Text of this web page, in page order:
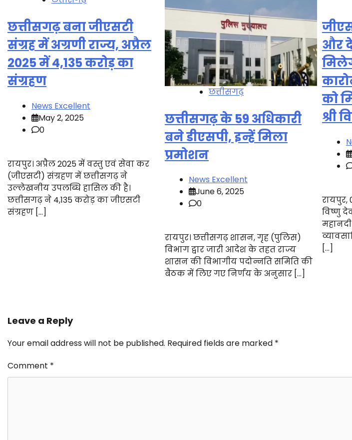
छत्तीसगढ़ बना जीएसटी
संग्रह में अग्रणी राज्य, अप्रैल
2025 में 4,135 करोड़ का
संग्रहण
News Excellent
May 2, 2025
0
रायपुर। अप्रैल 2025 में वस्तु एवं सेवा कर
(जीएसटी) संग्रहण में छत्तीसगढ़ ने
उल्लेखनीय उपलब्धि हासिल की है।
छत्तीसगढ़ ने 4,135 करोड़ का जीएसटी
संग्रहण […]
छत्तीसगढ़
छत्तीसगढ़ के 59 अधिकारी
बने डीएसपी, इन्हें मिला
प्रमोशन
News Excellent
June 6, 2025
0
रायपुर। छत्तीसगढ़ शासन, गृह (पुलिस)
विभाग द्वार जारी आदेश के तहत राज्य
शासन की विभागीय पदोन्नति समिति की
बैठक में लिए गए निर्णय के अनुसार […]
और
को
श्री
रायपुर,
विष्णु
[…]
Leave a Reply
Your email address will not be published. Required fields are marked *
Comment *